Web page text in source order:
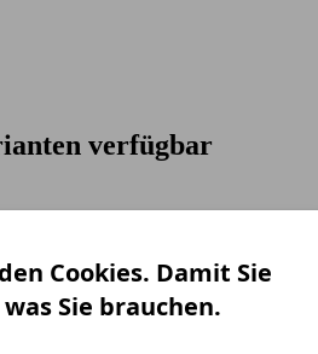
verfügbar
Cookies. Damit Sie
Sie brauchen.